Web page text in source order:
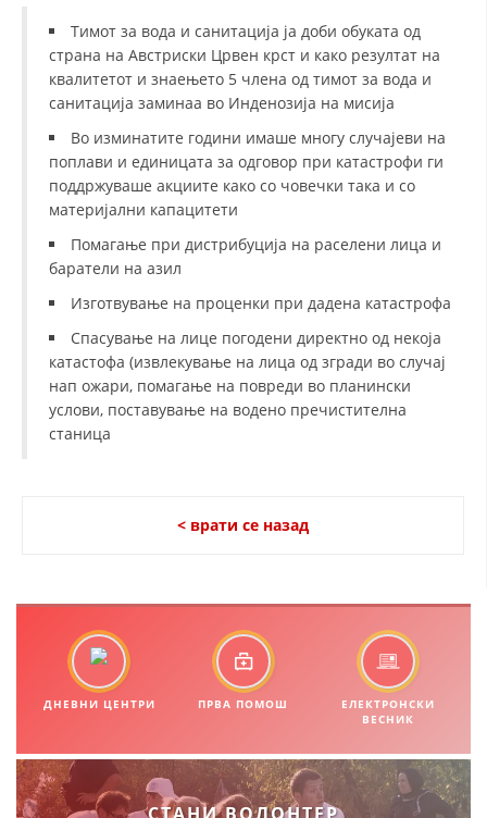
СОЦИЈАЛНО ХУМАНИТАРНА ДЕЈНОСТ
КАКО ДА ДОНИРАТЕ
ТИМОВИ НА ООЦК
СПАСИТЕЛНА СТАНИЦА ВОДНО
ПРОЕКТИ – ПОДГОТВЕНОСТ И ДЕЈСТВУВАЊЕ ПРИ КАТАСТРОФИ
МЕЃУНАРОДНА СОРАБОТКА
ДОГОВОРИ
ЗДРАВСТВЕНО ПРЕВЕНТИВНА ДЕЈНОСТ
ИНФОРМАЦИИ ЗА БОЛЕСТИ
МЕНАЏМЕНТ НА ВОЛОНТЕРИ
ЗА НАС
Тимот за вода и санитација ја доби обуката од
страна на Австриски Црвен крст и како резултат на
квалитетот и знаењето 5 члена од тимот за вода и
санитација заминаа во Инденозија на мисија
Во изминатите години имаше многу случајеви на
поплави и единицата за одговор при катастрофи ги
поддржуваше акциите како со човечки така и со
материјални капацитети
Помагање при дистрибуција на раселени лица и
баратели на азил
Изготвување на проценки при дадена катастрофа
Спасување на лице погодени директно од некоја
катастофа (извлекување на лица од згради во случај
нап ожари, помагање на повреди во планински
услови, поставување на водено пречистителна
станица
< врати се назад
ДНЕВНИ ЦЕНТРИ ПРВА ПОМОШ
ЕЛЕКТРОНСКИ
ВЕСНИК